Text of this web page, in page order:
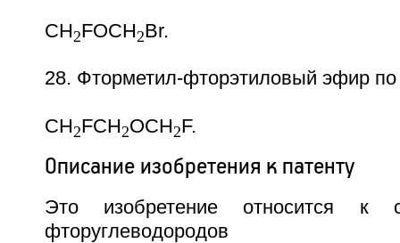
CH2FOCH2Br.
28. Фторметил-фторэтиловый эфир
CH2FCH2OCH2F.
Описание изобретения к патенту
Это изобретение относится к